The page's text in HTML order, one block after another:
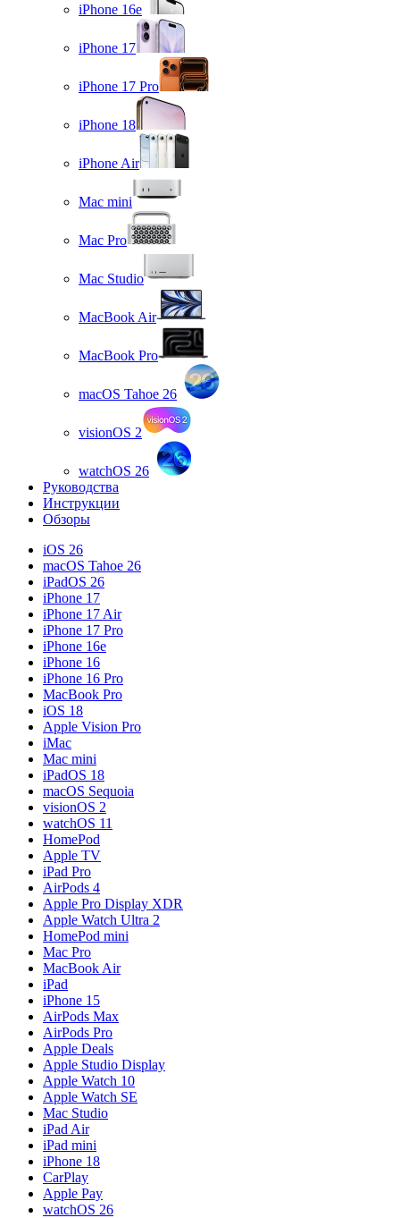
iPhone 16e
iPhone 17
iPhone 17 Pro
iPhone 18
iPhone Air
Mac mini
Mac Pro
Mac Studio
MacBook Air
MacBook Pro
macOS Tahoe 26
visionOS 2
watchOS 26
Руководства
Инструкции
Обзоры
iOS 26
macOS Tahoe 26
iPadOS 26
iPhone 17
iPhone 17 Air
iPhone 17 Pro
iPhone 16e
iPhone 16
iPhone 16 Pro
MacBook Pro
iOS 18
Apple Vision Pro
iMac
Mac mini
iPadOS 18
macOS Sequoia
visionOS 2
watchOS 11
HomePod
Apple TV
iPad Pro
AirPods 4
Apple Pro Display XDR
Apple Watch Ultra 2
HomePod mini
Mac Pro
MacBook Air
iPad
iPhone 15
AirPods Max
AirPods Pro
Apple Deals
Apple Studio Display
Apple Watch 10
Apple Watch SE
Mac Studio
iPad Air
iPad mini
iPhone 18
CarPlay
Apple Pay
watchOS 26